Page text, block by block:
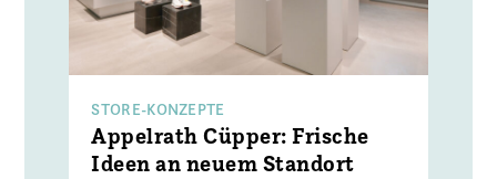
STORE-KONZEPTE
Appelrath Cüpper: Frische
Ideen an neuem Standort